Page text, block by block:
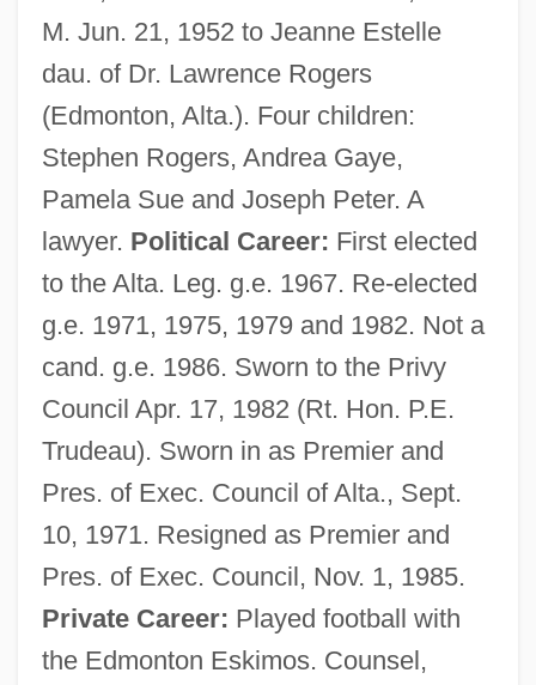
M. Jun. 21, 1952 to Jeanne Estelle
dau. of Dr. Lawrence Rogers
(Edmonton, Alta.). Four children:
Stephen Rogers, Andrea Gaye,
Pamela Sue and Joseph Peter. A
lawyer. Political Career: First elected
to the Alta. Leg. g.e. 1967. Re-elected
g.e. 1971, 1975, 1979 and 1982. Not a
cand. g.e. 1986. Sworn to the Privy
Council Apr. 17, 1982 (Rt. Hon. P.E.
Trudeau). Sworn in as Premier and
Pres. of Exec. Council of Alta., Sept.
10, 1971. Resigned as Premier and
Pres. of Exec. Council, Nov. 1, 1985.
Private Career: Played football with
the Edmonton Eskimos. Counsel,